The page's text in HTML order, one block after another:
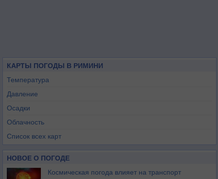
КАРТЫ ПОГОДЫ В РИМИНИ
Температура
Давление
Осадки
Облачность
Список всех карт
НОВОЕ О ПОГОДЕ
Космическая погода влияет на транспорт